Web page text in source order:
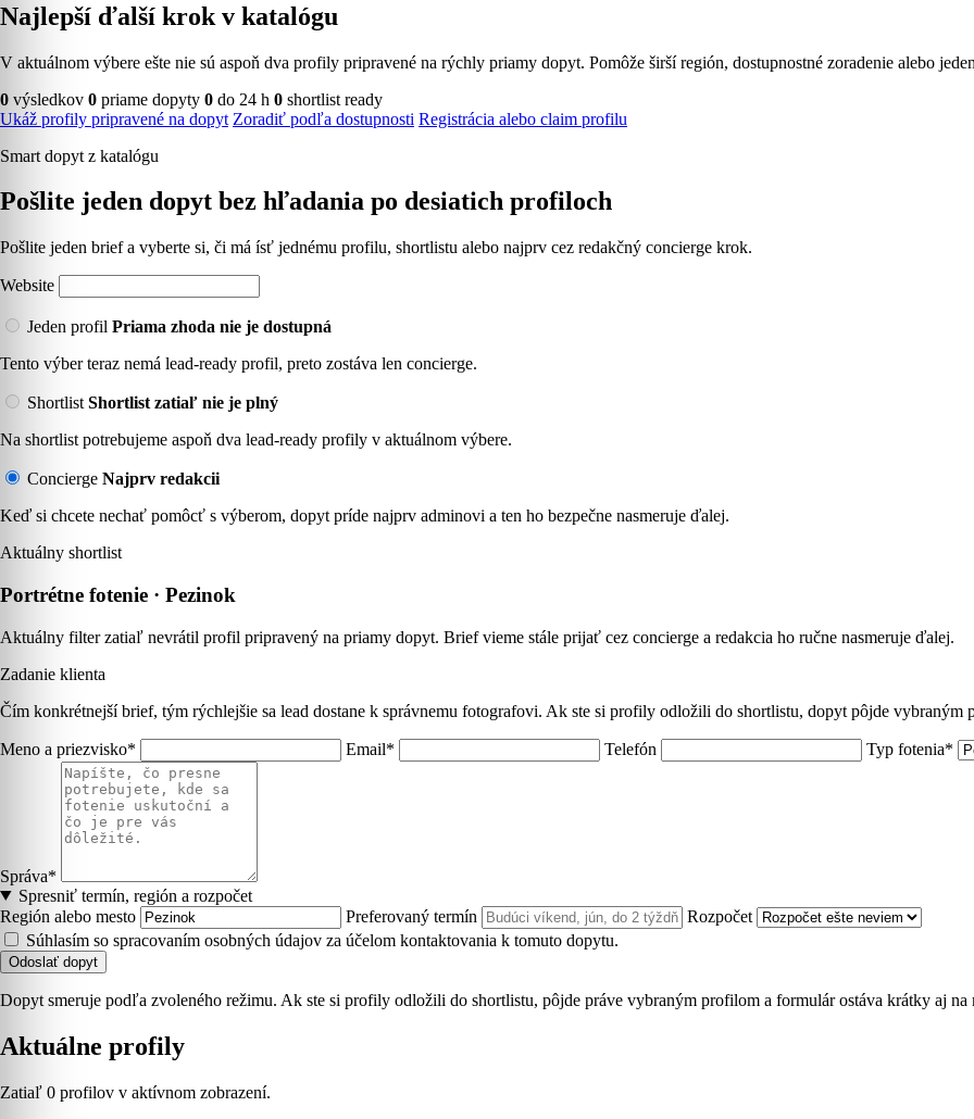
Najlepší ďalší krok v katalógu
V aktuálnom výbere ešte nie sú aspoň dva profily pripravené na rýchly priamy dopyt. Pomôže širší región, dostupnostné zoradenie alebo
0 výsledkov 0 priame dopyty 0 do 24 h 0 shortlist ready
Ukáž profily pripravené na dopyt Zoradiť podľa dostupnosti Registrácia alebo claim profilu
Smart dopyt z katalógu
Pošlite jeden dopyt bez hľadania po desiatich profiloch
Pošlite jeden brief a vyberte si, či má ísť jednému profilu, shortlistu alebo najprv cez redakčný concierge krok.
Website
Jeden profil Priama zhoda nie je dostupná
Tento výber teraz nemá lead-ready profil, preto zostáva len concierge.
Shortlist Shortlist zatiaľ nie je plný
Na shortlist potrebujeme aspoň dva lead-ready profily v aktuálnom výbere.
Concierge Najprv redakcii
Keď si chcete nechať pomôcť s výberom, dopyt príde najprv adminovi a ten ho bezpečne nasmeruje ďalej.
Aktuálny shortlist
Portrétne fotenie · Pezinok
Aktuálny filter zatiaľ nevrátil profil pripravený na priamy dopyt. Brief vieme stále prijať cez concierge a redakcia ho ručne nasmeruje ďalej.
Zadanie klienta
Čím konkrétnejší brief, tým rýchlejšie sa lead dostane k správnemu fotografovi. Ak ste si profily odložili do shortlistu, dopyt pôjde
Meno a priezvisko* Email* Telefón Typ fotenia*
Správa*
Spresniť termín, región a rozpočet
Región alebo mesto
Preferovaný termín
Rozpočet
Súhlasím so spracovaním osobných údajov za účelom kontaktovania k tomuto dopytu.
Odoslať dopyt
Dopyt smeruje podľa zvoleného režimu. Ak ste si profily odložili do shortlistu, pôjde práve vybraným profilom a formulár ostáva krátky aj na
Aktuálne profily
Zatiaľ 0 profilov v aktívnom zobrazení.